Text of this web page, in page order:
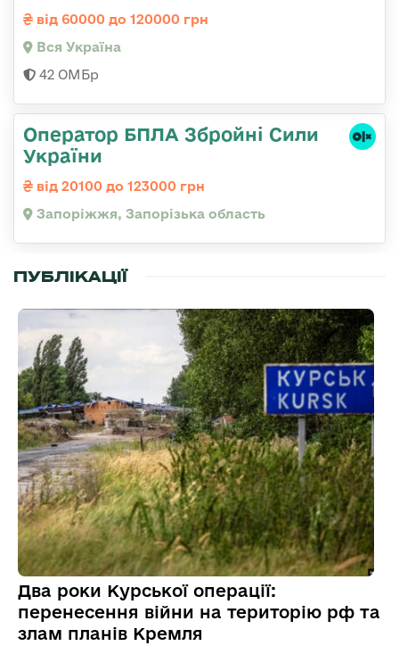
від 60000 до 120000 грн
Вся Україна
42 ОМБр
Оператор БПЛА Збройні Сили
України
від 20100 до 123000 грн
Запоріжжя, Запорізька область
ПУБЛІКАЦІЇ
Два роки Курської операції:
перенесення війни на територію рф та
злам планів Кремля